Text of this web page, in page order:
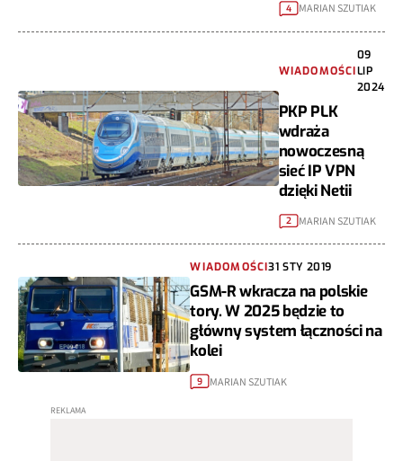
4 MARIAN SZUTIAK
WIADOMOŚCI
09
LIP
2024
PKP PLK
wdraża
nowoczesną
sieć IP VPN
dzięki Netii
2 MARIAN SZUTIAK
WIADOMOŚCI31 STY 2019
GSM-R wkracza na polskie
tory. W 2025 będzie to
główny system łączności na
kolei
9 MARIAN SZUTIAK